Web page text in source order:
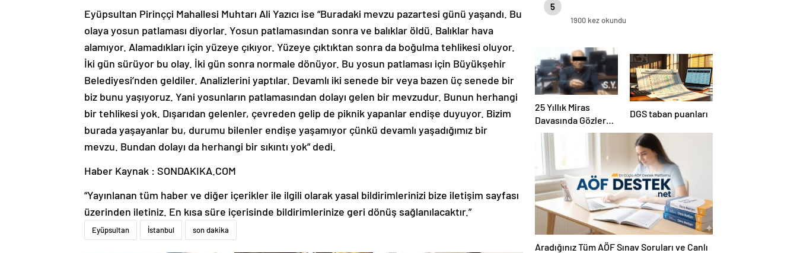
Eyüpsultan Pirinççi Mahallesi Muhtarı Ali Yazıcı ise “Buradaki mevzu pazartesi günü yaşandı. Bu
olaya yosun patlaması diyorlar. Yosun patlamasından sonra ve balıklar öldü. Balıklar hava
alamıyor. Alamadıkları için yüzeye çıkıyor. Yüzeye çıktıktan sonra da boğulma tehlikesi oluyor.
İki gün sürüyor bu olay. İki gün sonra normale dönüyor. Bu yosun patlaması için Büyükşehir
Belediyesi’nden geldiler. Analizlerini yaptılar. Devamlı iki senede bir veya bazen üç senede bir
biz bunu yaşıyoruz. Yani yosunların patlamasından dolayı gelen bir mevzudur. Bunun herhangi
bir tehlikesi yok. Dışarıdan gelenler, çevreden gelip de piknik yapanlar endişe duyuyor. Bizim
burada yaşayanlar bu, durumu bilenler endişe yaşamıyor çünkü devamlı yaşadığımız bir
mevzu. Bundan dolayı da herhangi bir sıkıntı yok” dedi.
Haber Kaynak : SONDAKIKA.COM
“Yayınlanan tüm haber ve diğer içerikler ile ilgili olarak yasal bildirimlerinizi bize iletişim sayfası
üzerinden iletiniz. En kısa süre içerisinde bildirimlerinize geri dönüş sağlanılacaktır.”
Eyüpsultan İstanbul son dakika
5
1900 kez okundu
25 Yıllık Miras
Davasında Gözler
Temmuz Ayındaki
Çevrildi
DGS taban puanları
Aradığınız Tüm AÖF Sınav Soruları ve Canlı